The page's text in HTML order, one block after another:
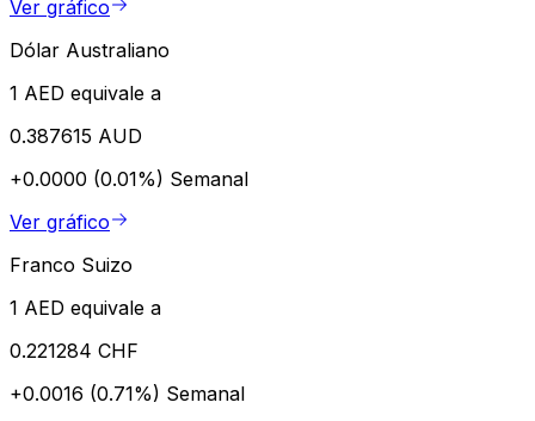
Ver gráfico
Dólar Australiano
1 AED equivale a
0.387615 AUD
+0.0000 (0.01%) Semanal
Ver gráfico
Franco Suizo
1 AED equivale a
0.221284 CHF
+0.0016 (0.71%) Semanal